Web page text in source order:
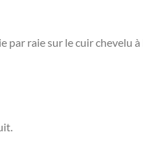
par raie sur le cuir chevelu